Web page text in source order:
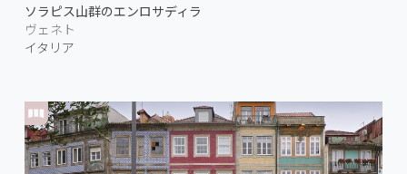
ソラピス山群のエンロサディラ
ヴェネト
イタリア